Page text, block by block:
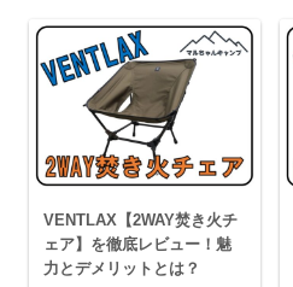
VENTLAX【2WAY焚き火チ
ェア】を徹底レビュー！魅
力とデメリットとは？